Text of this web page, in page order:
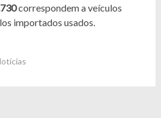
correspondem a veículos
importados usados.